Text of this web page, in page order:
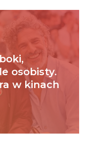
osobisty.
w kinach